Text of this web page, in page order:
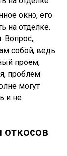
окно, его
на отделке.
Вопрос,
собой, ведь
проем,
проблем
могут
и не
откосов